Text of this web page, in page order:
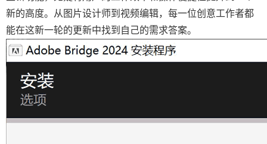
新的高度。从图片设计师到视频编辑，每一位创意工作者都
能在这新一轮的更新中找到自己的需求答案。